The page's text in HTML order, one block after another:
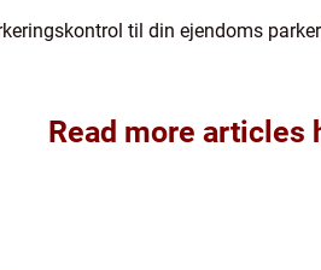
til din ejendoms
Read more articles